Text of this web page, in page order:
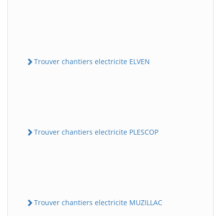
Trouver chantiers electricite ELVEN
Trouver chantiers electricite PLESCOP
Trouver chantiers electricite MUZILLAC